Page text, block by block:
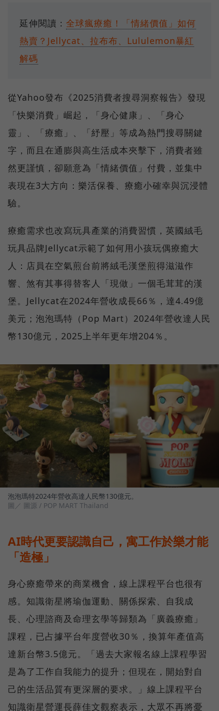
延伸閱讀： 全球瘋療癒！「情緒價值」如何
熱賣？Jellycat、拉布布、Lululemon暴紅
解碼
從Yahoo發布《2025消費者搜尋洞察報告》發現
「快樂消費」崛起，「身心健康」、「身心
靈」、「療癒」、「紓壓」等成為熱門搜尋關鍵
字，而且在通膨與高生活成本夾擊下，消費者雖
然更謹慎，卻願意為「情緒價值」付費，並集中
表現在3大方向：樂活保養、療癒小確幸與沉浸體
驗。
療癒需求也改寫玩具產業的消費習慣，英國絨毛
玩具品牌Jellycat示範了如何用小孩玩偶療癒大
人：店員在空氣煎台前將絨毛漢堡煎得滋滋作
響、煞有其事得替客人「現做」一個毛茸茸的漢
堡。Jellycat在2024年營收成長66％，達4.49億
美元；泡泡瑪特（Pop Mart）2024年營收達人民
幣130億元，2025上半年更年增204％。
泡泡瑪特2024年營收高達人民幣130億元。
圖／ 圖源 / POP MART Thailand
AI時代更要認識自己，寓工作於樂才能
「造極」
身心療癒帶來的商業機會，線上課程平台也很有
感。知識衛星將瑜伽運動、關係探索、自我成
長、心理諮商及命理玄學等歸類為「廣義療癒」
課程，已占據平台年度營收30％，換算年產值高
達新台幣3.5億元。「過去大家報名線上課程學習
是為了工作自我能力的提升；但現在，開始對自
己的生活品質有更深層的要求。」線上課程平台
知識衛星營運長薛佳文觀察表示，大眾不再將憂